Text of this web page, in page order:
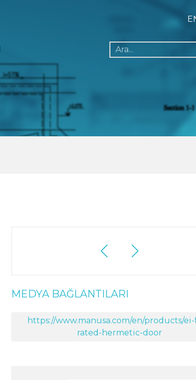
MEDYA BAĞLANTILARI
https://www.manusa.com/en/products/
rated-hermetic-door